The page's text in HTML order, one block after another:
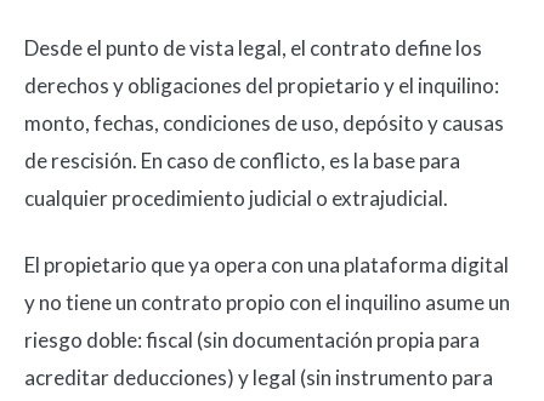
Desde el punto de vista legal, el contrato define los
derechos y obligaciones del propietario y el inquilino:
monto, fechas, condiciones de uso, depósito y causas
de rescisión. En caso de conflicto, es la base para
cualquier procedimiento judicial o extrajudicial.
El propietario que ya opera con una plataforma digital
y no tiene un contrato propio con el inquilino asume un
riesgo doble: fiscal (sin documentación propia para
acreditar deducciones) y legal (sin instrumento para